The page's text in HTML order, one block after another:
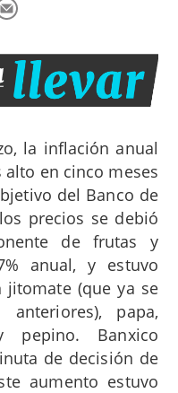
la inflación anual
alto en cinco meses
del Banco de
precios se debió
de frutas y
anual, y estuvo
(que ya se
anteriores), papa,
Banxico
de decisión de
aumento estuvo